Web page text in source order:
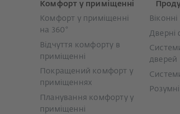
Комфорт у приміщенні
Комфорт у приміщенні
на 360°
Відчуття комфорту в
приміщенні
Покращений комфорт у
приміщеннях
Планування комфорту у
приміщенні
Дверні
дверей